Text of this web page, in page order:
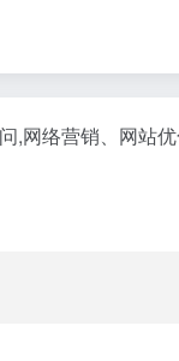
,网络营销、网站